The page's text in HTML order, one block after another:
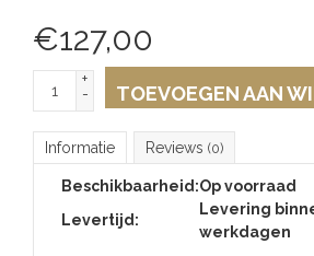
€127,00
+
-
TOEVOEGEN AAN
Informatie Reviews (0)
Beschikbaarheid:Op voorraad
Levertijd:
Levering
werkdagen